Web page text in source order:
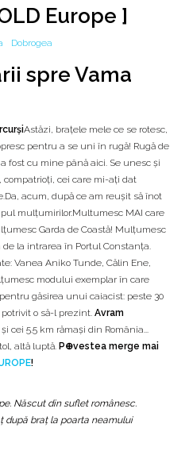
Europe ]
Dobrogea
spre Vama
Astăzi, brațele mele ce se rotesc,
pentru a se uni în rugă! Rugă de
fost cu mine până aici. Se unesc și
cei care mi-ați dat
acum, după ce am reușit să înot
mulțumirilor.Multumesc MAI care
Garda de Coastă! Mulțumesc
la intrarea în Portul Constanța.
Vanea Aniko Tunde, Călin Ene,
modului exemplar în care
găsirea unui caiacist: peste 30
o să-l prezint. Avram
cei 5.5 km rămași din România...
altă luptă. P⊕vestea merge mai
!
Născut din suflet românesc.
după braț la poarta neamului